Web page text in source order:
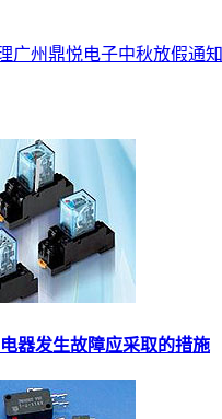
广州鼎悦电子中秋放假通知
器发生故障应采取的措施